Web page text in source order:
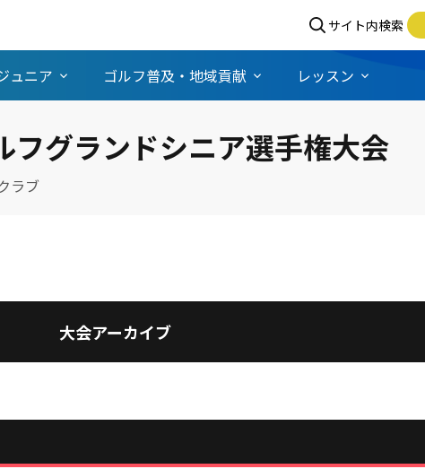
サイト内検索
ュニア ゴルフ普及・地域貢献 レッスン
グランドシニア選手権大会
ラブ
大会アーカイブ